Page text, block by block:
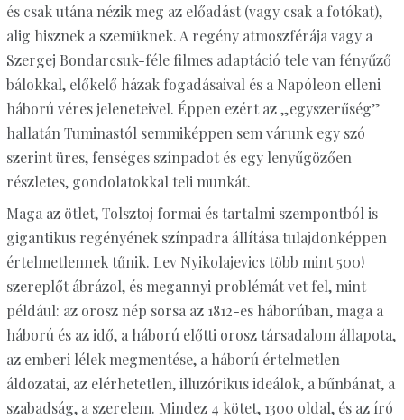
és csak utána nézik meg az előadást (vagy csak a fotókat),
alig hisznek a szemüknek. A regény atmoszférája vagy a
Szergej Bondarcsuk-féle filmes adaptáció tele van fényűző
bálokkal, előkelő házak fogadásaival és a Napóleon elleni
háború véres jeleneteivel. Éppen ezért az „egyszerűség”
hallatán Tuminastól semmiképpen sem várunk egy szó
szerint üres, fenséges színpadot és egy lenyűgözően
részletes, gondolatokkal teli munkát.
Maga az ötlet, Tolsztoj formai és tartalmi szempontból is
gigantikus regényének színpadra állítása tulajdonképpen
értelmetlennek tűnik. Lev Nyikolajevics több mint 500!
szereplőt ábrázol, és megannyi problémát vet fel, mint
például: az orosz nép sorsa az 1812-es háborúban, maga a
háború és az idő, a háború előtti orosz társadalom állapota,
az emberi lélek megmentése, a háború értelmetlen
áldozatai, az elérhetetlen, illuzórikus ideálok, a bűnbánat, a
szabadság, a szerelem. Mindez 4 kötet, 1300 oldal, és az író